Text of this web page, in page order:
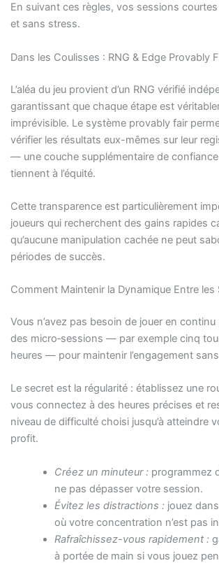
En suivant ces règles, vos sessions
et sans stress.
Dans les Coulisses : RNG & Edge Provably
L’aléa du jeu provient d’un RNG vérifié
garantissant que chaque étape est
imprévisible. Le système provably fair
vérifier les résultats eux-mêmes sur leur
— une couche supplémentaire de
tiennent à l’équité.
Cette transparence est particulièrement
joueurs qui recherchent des gains rapides
qu’aucune manipulation cachée ne peut
périodes de succès.
Comment Maintenir la Dynamique Entre les
Vous n’avez pas besoin de jouer en
des micro‑sessions — par exemple cinq
heures — pour maintenir l’engagement
Le secret est la régularité : établissez une
vous connectez à des heures précises et
niveau de difficulté choisi jusqu’à atteindre
profit.
Créez un minuteur : programmez
ne pas dépasser votre session.
Évitez les distractions : jouez
où votre concentration n’est pas
Rafraîchissez-vous rapidement :
à portée de main si vous jouez